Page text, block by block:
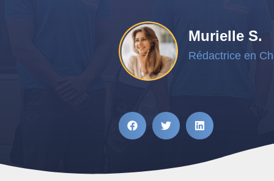
Murielle S.
Rédactrice en